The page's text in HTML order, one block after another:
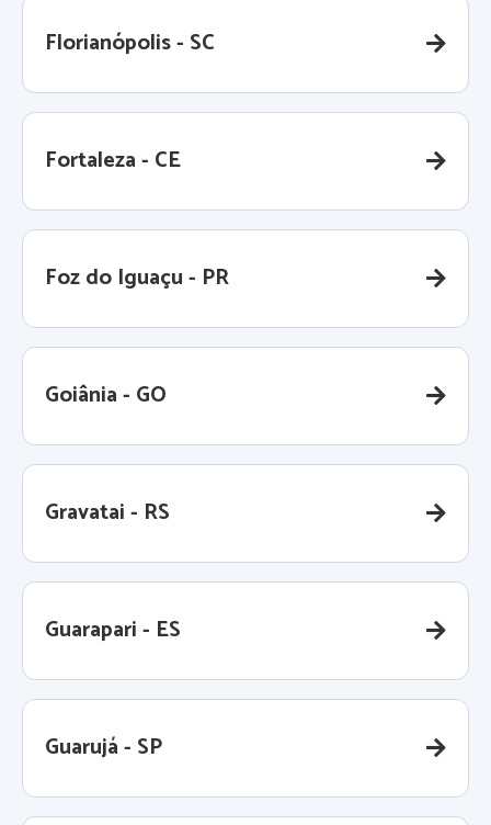
Florianópolis - SC
Fortaleza - CE
Foz do Iguaçu - PR
Goiânia - GO
Gravatai - RS
Guarapari - ES
Guarujá - SP